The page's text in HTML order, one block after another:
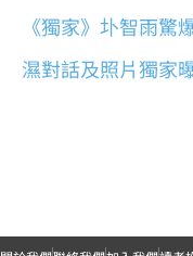
《獨家》圤智雨驚
濕對話及照片獨家